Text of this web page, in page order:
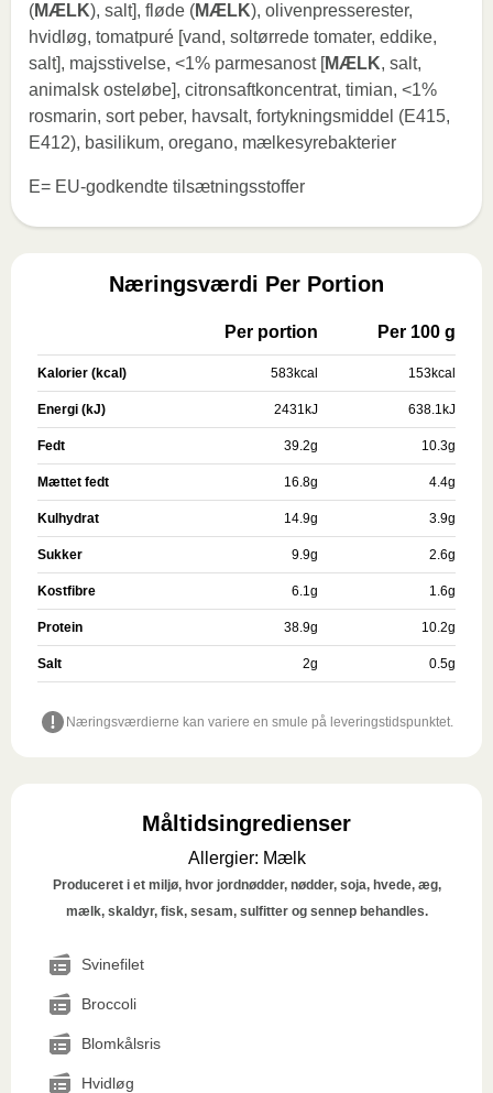
(MÆLK), salt], fløde (MÆLK), olivenpresserester,
hvidløg, tomatpuré [vand, soltørrede tomater, eddike,
salt], majsstivelse, <1% parmesanost [MÆLK, salt,
animalsk osteløbe], citronsaftkoncentrat, timian, <1%
rosmarin, sort peber, havsalt, fortykningsmiddel (E415,
E412), basilikum, oregano, mælkesyrebakterier
E= EU-godkendte tilsætningsstoffer
Næringsværdi Per Portion
Per portion Per 100 g
Kalorier (kcal) 583kcal 153kcal
Energi (kJ) 2431kJ 638.1kJ
Fedt 39.2g 10.3g
Mættet fedt 16.8g 4.4g
Kulhydrat 14.9g 3.9g
Sukker 9.9g 2.6g
Kostfibre 6.1g 1.6g
Protein 38.9g 10.2g
Salt 2g 0.5g
Næringsværdierne kan variere en smule på leveringstidspunktet.
Måltidsingredienser
Allergier: Mælk
Produceret i et miljø, hvor jordnødder, nødder, soja, hvede, æg,
mælk, skaldyr, fisk, sesam, sulfitter og sennep behandles.
Svinefilet
Broccoli
Blomkålsris
Hvidløg